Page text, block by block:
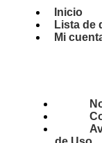
Inicio
Lista de
Mi